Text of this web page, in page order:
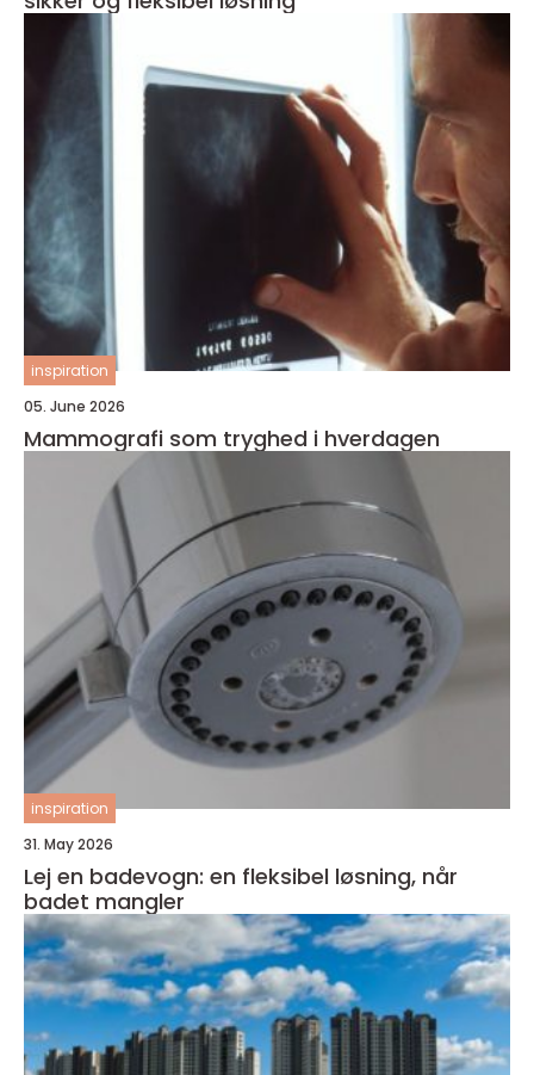
inspiration
05. June 2026
Mammografi som tryghed i hverdagen
inspiration
31. May 2026
Lej en badevogn: en fleksibel løsning, når
badet mangler